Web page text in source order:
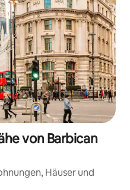
von Barbican
Häuser und